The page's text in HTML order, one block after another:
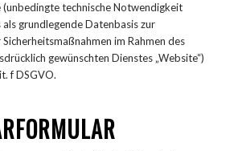
technische Notwendigkeit
als grundlegende Datenbasis zur
im Rahmen des
gewünschten Dienstes „Website“)
f DSGVO.